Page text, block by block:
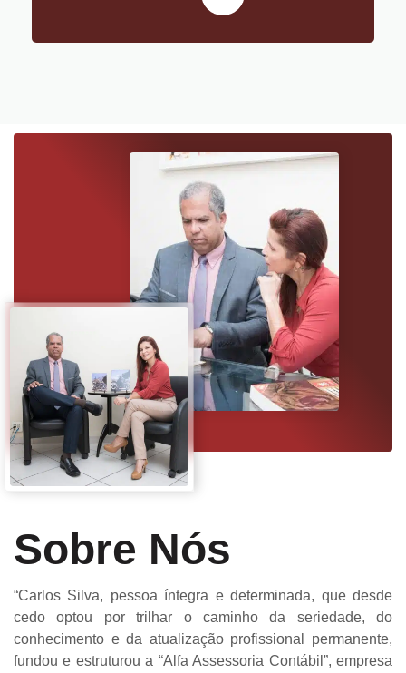
Sobre Nós
“Carlos Silva, pessoa íntegra e determinada, que desde
cedo optou por trilhar o caminho da seriedade, do
conhecimento e da atualização profissional permanente,
fundou e estruturou a “Alfa Assessoria Contábil”, empresa